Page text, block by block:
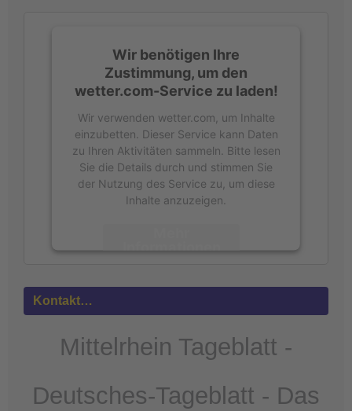
Wir benötigen Ihre
Zustimmung, um den
wetter.com-Service zu laden!
Wir verwenden wetter.com, um Inhalte
einzubetten. Dieser Service kann Daten
zu Ihren Aktivitäten sammeln. Bitte lesen
Sie die Details durch und stimmen Sie
der Nutzung des Service zu, um diese
Inhalte anzuzeigen.
Informationen
powered by
Kontakt…
Mittelrhein Tageblatt -
Deutsches-Tageblatt - Das